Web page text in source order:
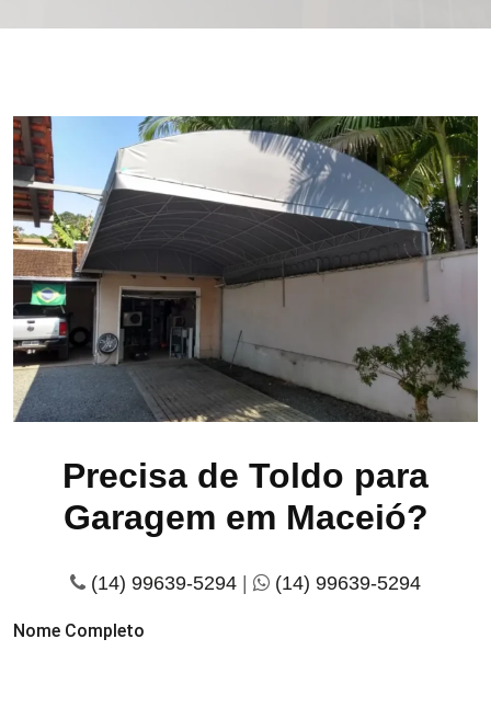
Precisa de Toldo para
Garagem em Maceió?
(14) 99639-5294 | (14) 99639-5294
Nome Completo